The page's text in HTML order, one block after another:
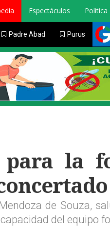
Espectáculos Politica
Padre Abad Purus
la
de Souza,
del equipo